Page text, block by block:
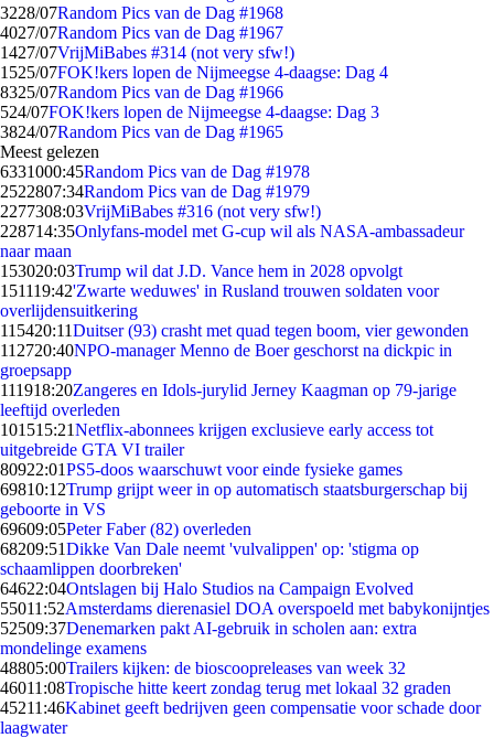
3228/07Random Pics van de Dag #1968
4027/07Random Pics van de Dag #1967
1427/07VrijMiBabes #314 (not very sfw!)
1525/07FOK!kers lopen de Nijmeegse 4-daagse: Dag 4
8325/07Random Pics van de Dag #1966
524/07FOK!kers lopen de Nijmeegse 4-daagse: Dag 3
3824/07Random Pics van de Dag #1965
Meest gelezen
6331000:45Random Pics van de Dag #1978
2522807:34Random Pics van de Dag #1979
2277308:03VrijMiBabes #316 (not very sfw!)
228714:35Onlyfans-model met G-cup wil als NASA-ambassadeur
naar maan
153020:03Trump wil dat J.D. Vance hem in 2028 opvolgt
151119:42'Zwarte weduwes' in Rusland trouwen soldaten voor
overlijdensuitkering
115420:11Duitser (93) crasht met quad tegen boom, vier gewonden
112720:40NPO-manager Menno de Boer geschorst na dickpic in
groepsapp
111918:20Zangeres en Idols-jurylid Jerney Kaagman op 79-jarige
leeftijd overleden
101515:21Netflix-abonnees krijgen exclusieve early access tot
uitgebreide GTA VI trailer
80922:01PS5-doos waarschuwt voor einde fysieke games
69810:12Trump grijpt weer in op automatisch staatsburgerschap bij
geboorte in VS
69609:05Peter Faber (82) overleden
68209:51Dikke Van Dale neemt 'vulvalippen' op: 'stigma op
schaamlippen doorbreken'
64622:04Ontslagen bij Halo Studios na Campaign Evolved
55011:52Amsterdams dierenasiel DOA overspoeld met babykonijntjes
52509:37Denemarken pakt AI-gebruik in scholen aan: extra
mondelinge examens
48805:00Trailers kijken: de bioscoopreleases van week 32
46011:08Tropische hitte keert zondag terug met lokaal 32 graden
45211:46Kabinet geeft bedrijven geen compensatie voor schade door
laagwater